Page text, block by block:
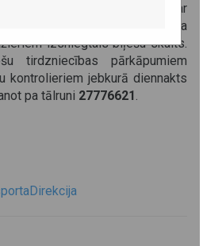
un paņemt biļeti par
ka statistiku par reisa
izsniegtais biļešu skaits.
tirdzniecības pārkāpumiem
kontrolieriem jebkurā diennakts
pa tālruni 27776621 .